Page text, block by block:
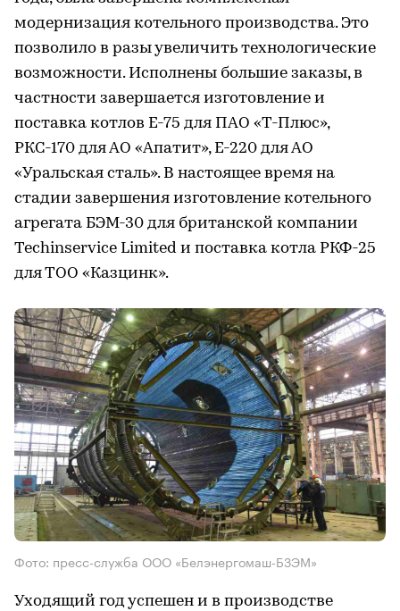
модернизация котельного производства. Это
позволило в разы увеличить технологические
возможности. Исполнены большие заказы, в
частности завершается изготовление и
поставка котлов Е-75 для ПАО «Т-Плюс»,
РКС-170 для АО «Апатит», Е-220 для АО
«Уральская сталь». В настоящее время на
стадии завершения изготовление котельного
агрегата БЭМ-30 для британской компании
Techinservice Limited и поставка котла РКФ-25
для ТОО «Казцинк».
Фото: пресс-служба ООО «Белэнергомаш-БЗЭМ»
Уходящий год успешен и в производстве